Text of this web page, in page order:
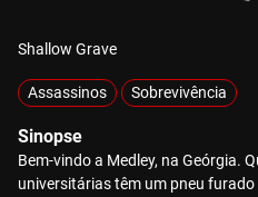
Shallow Grave
Assassinos Sobrevivência
Sinopse
Bem-vindo a Medley, na Geórgia.
universitárias têm um pneu